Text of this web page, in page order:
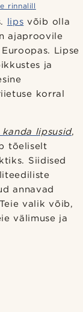
rinnalill
lips võib olla
ajaproovile
Lipse
ja
korral
kanda lipsusid,
tõeliselt
Siidised
annavad
valik võib,
välimuse ja